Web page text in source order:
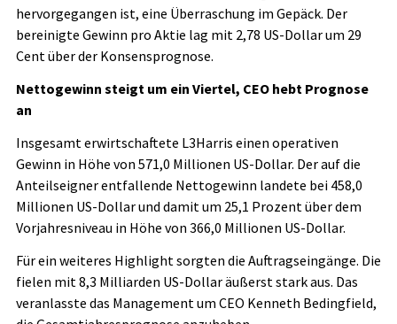
hervorgegangen ist, eine Überraschung im Gepäck. Der
bereinigte Gewinn pro Aktie lag mit 2,78 US-Dollar um 29
Cent über der Konsensprognose.
Nettogewinn steigt um ein Viertel, CEO hebt Prognose
an
Insgesamt erwirtschaftete L3Harris einen operativen
Gewinn in Höhe von 571,0 Millionen US-Dollar. Der auf die
Anteilseigner entfallende Nettogewinn landete bei 458,0
Millionen US-Dollar und damit um 25,1 Prozent über dem
Vorjahresniveau in Höhe von 366,0 Millionen US-Dollar.
Für ein weiteres Highlight sorgten die Auftragseingänge. Die
fielen mit 8,3 Milliarden US-Dollar äußerst stark aus. Das
veranlasste das Management um CEO Kenneth Bedingfield,